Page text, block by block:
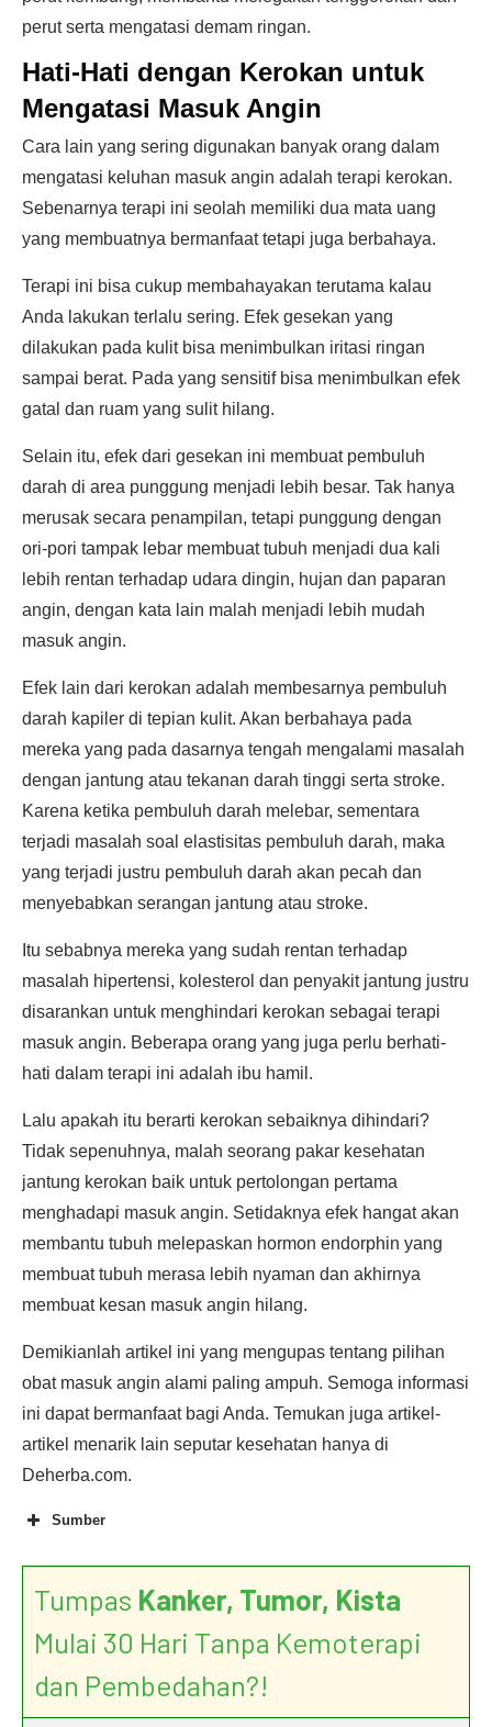
perut serta mengatasi demam ringan.
Hati-Hati dengan Kerokan untuk
Mengatasi Masuk Angin
Cara lain yang sering digunakan banyak orang dalam
mengatasi keluhan masuk angin adalah terapi kerokan.
Sebenarnya terapi ini seolah memiliki dua mata uang
yang membuatnya bermanfaat tetapi juga berbahaya.
Terapi ini bisa cukup membahayakan terutama kalau
Anda lakukan terlalu sering. Efek gesekan yang
dilakukan pada kulit bisa menimbulkan iritasi ringan
sampai berat. Pada yang sensitif bisa menimbulkan efek
gatal dan ruam yang sulit hilang.
Selain itu, efek dari gesekan ini membuat pembuluh
darah di area punggung menjadi lebih besar. Tak hanya
merusak secara penampilan, tetapi punggung dengan
ori-pori tampak lebar membuat tubuh menjadi dua kali
lebih rentan terhadap udara dingin, hujan dan paparan
angin, dengan kata lain malah menjadi lebih mudah
masuk angin.
Efek lain dari kerokan adalah membesarnya pembuluh
darah kapiler di tepian kulit. Akan berbahaya pada
mereka yang pada dasarnya tengah mengalami masalah
dengan jantung atau tekanan darah tinggi serta stroke.
Karena ketika pembuluh darah melebar, sementara
terjadi masalah soal elastisitas pembuluh darah, maka
yang terjadi justru pembuluh darah akan pecah dan
menyebabkan serangan jantung atau stroke.
Itu sebabnya mereka yang sudah rentan terhadap
masalah hipertensi, kolesterol dan penyakit jantung justru
disarankan untuk menghindari kerokan sebagai terapi
masuk angin. Beberapa orang yang juga perlu berhati-
hati dalam terapi ini adalah ibu hamil.
Lalu apakah itu berarti kerokan sebaiknya dihindari?
Tidak sepenuhnya, malah seorang pakar kesehatan
jantung kerokan baik untuk pertolongan pertama
menghadapi masuk angin. Setidaknya efek hangat akan
membantu tubuh melepaskan hormon endorphin yang
membuat tubuh merasa lebih nyaman dan akhirnya
membuat kesan masuk angin hilang.
Demikianlah artikel ini yang mengupas tentang pilihan
obat masuk angin alami paling ampuh. Semoga informasi
ini dapat bermanfaat bagi Anda. Temukan juga artikel-
artikel menarik lain seputar kesehatan hanya di
Deherba.com.
Sumber
Tumpas Kanker, Tumor, Kista
Mulai 30 Hari Tanpa Kemoterapi
dan Pembedahan?!